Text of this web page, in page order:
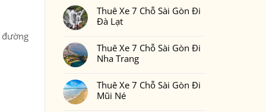
đường
Phan
Thiết
2
Ngày
Bao
Nhiêu
Tiền
7
Chỗ
Sài
Đồng
Nai
bình
luận
ở
7
Chỗ
Sài
Bình
Phước
Thuê Xe 7 Chỗ Sài Gòn Đi
Đà Lạt
bình
luận
ở
7
Chỗ
Sài
Thuê Xe 7 Chỗ Sài Gòn Đi
Nha Trang
bình
luận
ở
Thuê Xe 7 Chỗ Sài Gòn Đi
Mũi Né